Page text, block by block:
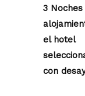
3 Noches
el hotel
con